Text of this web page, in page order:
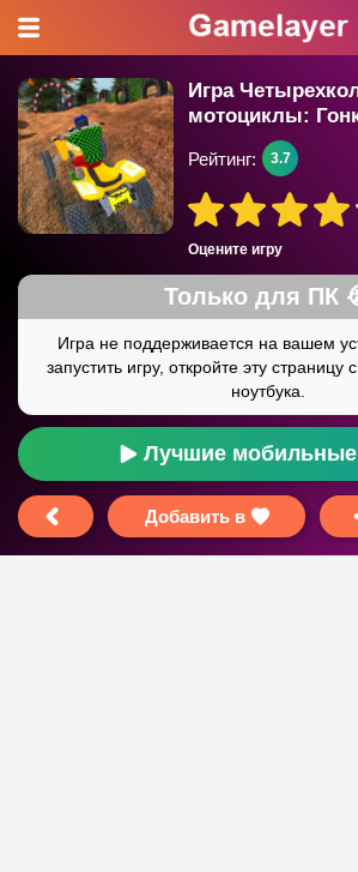
Игра
мотоциклы:
бездорожью
Оцените игру
Рейтинг: 3.7
Лучшие
Добавить в